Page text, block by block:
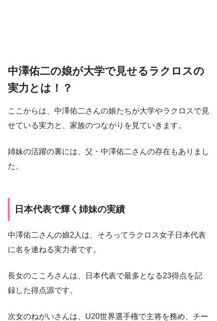
中澤佑二の娘が大学で見せるラクロスの
実力とは！？
ここからは、中澤佑二さんの娘たちが大学やラクロスで見
せている実力と、家族のつながりを見ていきます。
姉妹の活躍の裏には、父・中澤佑二さんの存在もありまし
た。
日本代表で輝く姉妹の実績
中澤佑二さんの娘2人は、そろってラクロス女子日本代表
に名を連ねる実力者です。
長女のこころさんは、日本代表で最多となる23得点を記
録した得点源です。
次女のねがいさんは、U20世界選手権で主将を務め、チー